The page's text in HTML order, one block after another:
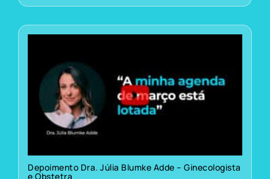
Depoimento Dra. Júlia Blumke Adde – Ginecologista
e Obstetra